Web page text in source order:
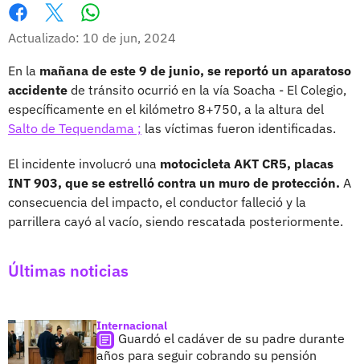
Facebook
X
Actualizado: 10 de jun, 2024
En la mañana de este 9 de junio, se reportó un aparatoso
accidente de tránsito ocurrió en la vía Soacha - El Colegio,
específicamente en el kilómetro 8+750, a la altura del
Salto de Tequendama ; las víctimas fueron identificadas.
El incidente involucró una motocicleta AKT CR5, placas
INT 903, que se estrelló contra un muro de protección. A
consecuencia del impacto, el conductor falleció y la
parrillera cayó al vacío, siendo rescatada posteriormente.
Últimas noticias
Internacional
Guardó el cadáver de su padre durante
años para seguir cobrando su pensión